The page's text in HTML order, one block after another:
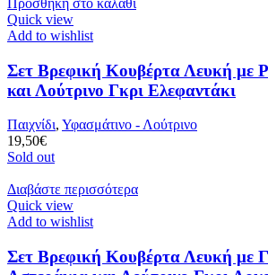
Quick view
Add to wishlist
Σετ Βρεφική Κουβέρτα Λευκή με
και Λούτρινο Γκρι Ελεφαντάκι
Παιχνίδι, Υφασμάτινο - Λούτρινο
19,50€
Sold out
Διαβάστε περισσότερα
Quick view
Add to wishlist
Σετ Βρεφική Κουβέρτα Λευκή με